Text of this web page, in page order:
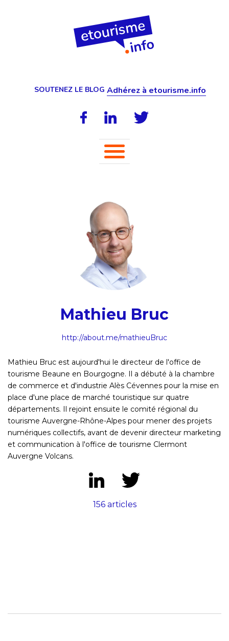
SOUTENEZ LE BLOG Adhérez à etourisme.info
Mathieu Bruc
http://about.me/mathieuBruc
Mathieu Bruc est aujourd'hui le directeur de l'office de
tourisme Beaune en Bourgogne. Il a débuté à la chambre
de commerce et d'industrie Alès Cévennes pour la mise en
place d'une place de marché touristique sur quatre
départements. Il rejoint ensuite le comité régional du
tourisme Auvergne-Rhône-Alpes pour mener des projets
numériques collectifs, avant de devenir directeur marketing
et communication à l'office de tourisme Clermont
Auvergne Volcans.
156 articles